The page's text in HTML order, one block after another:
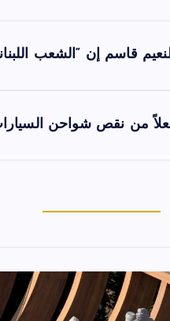
قاسم إن “الشعب
من نقص شواحن